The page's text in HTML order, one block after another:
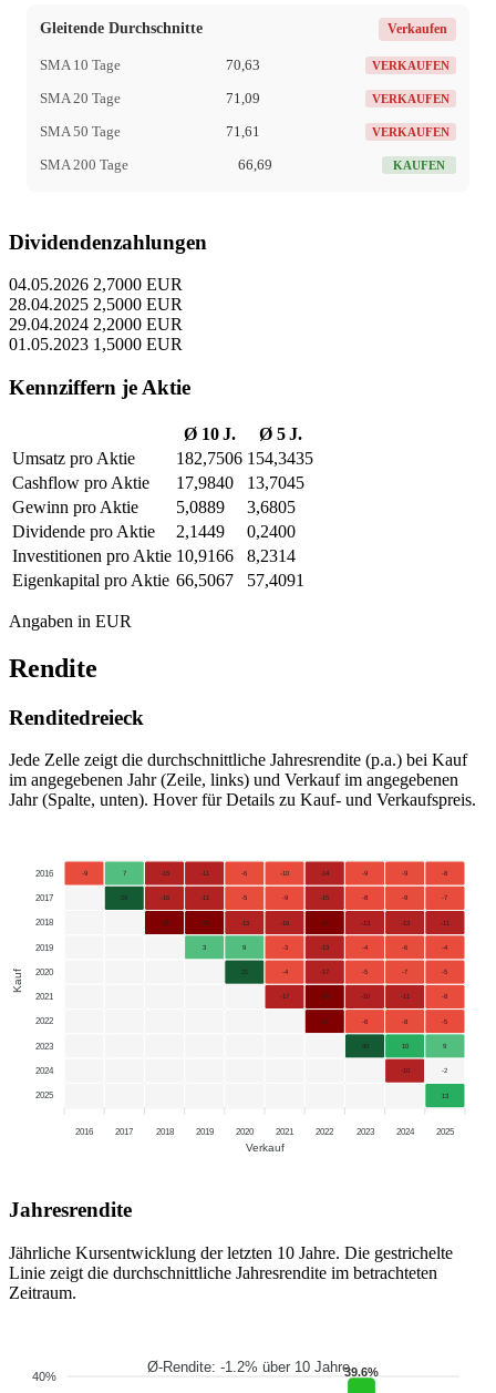
Gleitende Durchschnitte Verkaufen
SMA 10 Tage 70,63 VERKAUFEN
SMA 20 Tage 71,09 VERKAUFEN
SMA 50 Tage 71,61 VERKAUFEN
SMA 200 Tage 66,69 KAUFEN
Dividendenzahlungen
04.05.2026 2,7000 EUR
28.04.2025 2,5000 EUR
29.04.2024 2,2000 EUR
01.05.2023 1,5000 EUR
Kennziffern je Aktie
Ø 10 J.
Ø 5 J.
Umsatz pro Aktie
182,7506 154,3435
Cashflow pro Aktie
17,9840
13,7045
Gewinn pro Aktie
5,0889
3,6805
Dividende pro Aktie
2,1449
0,2400
Investitionen pro Aktie 10,9166
8,2314
Eigenkapital pro Aktie 66,5067 57,4091
Angaben in EUR
Rendite
Renditedreieck
Jede Zelle zeigt die durchschnittliche Jahresrendite (p.a.) bei Kauf
im angegebenen Jahr (Zeile, links) und Verkauf im angegebenen
Jahr (Spalte, unten). Hover für Details zu Kauf- und Verkaufspreis.
2016
2017
2018
2019
2020
2021
2022
2023
2024
2025
Kauf
-9 7 -15 -11 -6 -10 -14 -9 -9 -8
29 -16 -11 -5 -9 -15 -8 -9 -7
-43 -25 -13 -16 -21 -13 -13 -11
3 9 -3 -13 -4 -6 -4
21 -4 -17 -5 -7 -5
-17 -28 -10 -11 -8
-37 -6 -8 -5
40 10 9
-10 -2
13
2016 2017 2018 2019 2020 2021 2022 2023 2024 2025
Verkauf
Jahresrendite
Jährliche Kursentwicklung der letzten 10 Jahre. Die gestrichelte
Linie zeigt die durchschnittliche Jahresrendite im betrachteten
Zeitraum.
Ø-Rendite: -1.2% über 10 Jahre
40% 39.6%